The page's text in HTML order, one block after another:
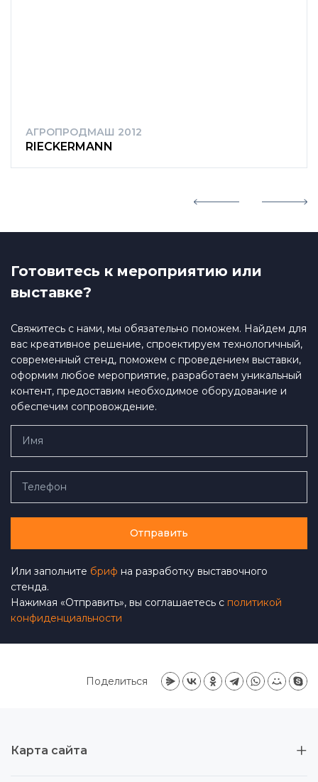
АГРОПРОДМАШ 2012
RIECKERMANN
Готовитесь к мероприятию или
выставке?
Свяжитесь с нами, мы обязательно поможем. Найдем для
вас креативное решение, спроектируем технологичный,
современный стенд, поможем с проведением выставки,
оформим любое мероприятие, разработаем уникальный
контент, предоставим необходимое оборудование и
обеспечим сопровождение.
Отправить
Или заполните бриф на разработку выставочного
стенда.
Нажимая «Отправить», вы соглашаетесь с политикой
конфиденциальности
Поделиться
Карта сайта